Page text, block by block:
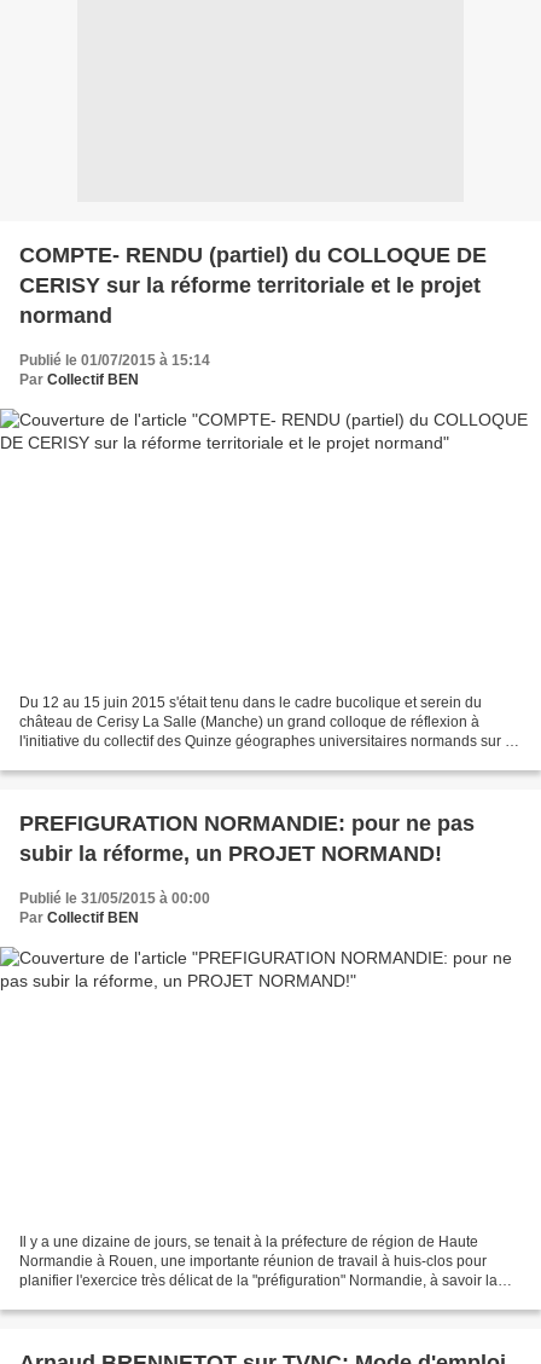
COMPTE- RENDU (partiel) du COLLOQUE DE
CERISY sur la réforme territoriale et le projet
normand
Publié le 01/07/2015 à 15:14
Par Collectif BEN
Du 12 au 15 juin 2015 s'était tenu dans le cadre bucolique et serein du
château de Cerisy La Salle (Manche) un grand colloque de réflexion à
l'initiative du collectif des Quinze géographes universitaires normands sur le
PREFIGURATION NORMANDIE: pour ne pas
subir la réforme, un PROJET NORMAND!
Publié le 31/05/2015 à 00:00
Par Collectif BEN
Il y a une dizaine de jours, se tenait à la préfecture de région de Haute
Normandie à Rouen, une importante réunion de travail à huis-clos pour
planifier l'exercice très délicat de la "préfiguration" Normandie, à savoir la